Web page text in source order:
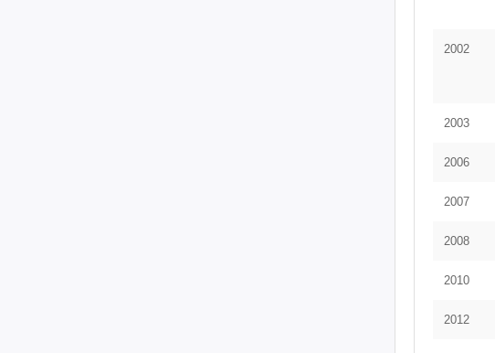
2002
2003
2006
2007
2008
2010
2012